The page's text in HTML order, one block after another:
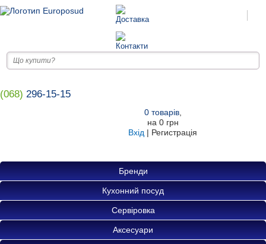
(068) 296-15-15
0товарів,
на 0 грн
Вхід | Регистрація
Бренди
Кухонний посуд
Сервіровка
Аксесуари